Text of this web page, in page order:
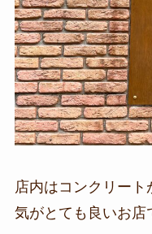
店内はコンクリート
気がとても良いお店